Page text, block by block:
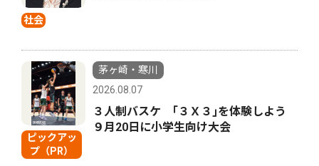
社会
ピックアッ
プ（PR）
茅ヶ崎・寒川
2026.08.07
３人制バスケ ｢３Ｘ３｣を体験しよう
９月20日に小学生向け大会